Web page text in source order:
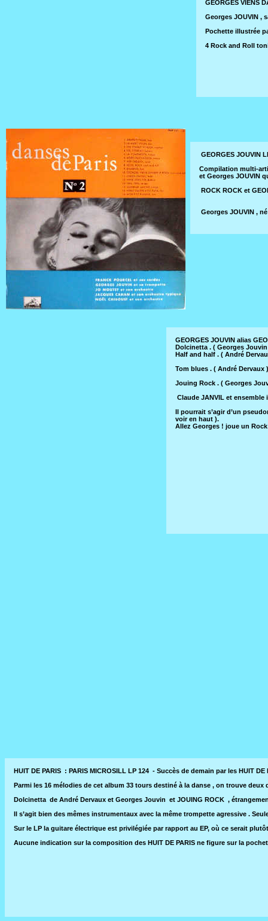
GEORGES VIENS
Georges JOUVIN ,
Pochette illustrée
4 Rock and Roll
GEORGES JOUVIN
Compilation multi-
et Georges JOUVIN
ROCK ROCK et
Georges JOUVIN ,
GEORGES JOUVIN alias
Dolcinetta . ( Georges
Half and half . ( André
Tom blues . ( André Dervaux
Jouing Rock . ( Georges
Claude JANVIL et ensemble
Il pourrait s’agir d’un
voir en haut ).
Allez Georges ! joue un Rock
HUIT DE PARIS : PARIS MICROSILL LP 124 - Succès de demain par les HUIT DE
Parmi les 16 mélodies de cet album 33 tours destiné à la danse , on trouve
Dolcinetta de André Dervaux et Georges Jouvin et JOUING ROCK ,
Il s’agit bien des mêmes instrumentaux avec la même trompette agressive .
Sur le LP la guitare électrique est privilégiée par rapport au EP, où ce serait
Aucune indication sur la composition des HUIT DE PARIS ne figure sur la